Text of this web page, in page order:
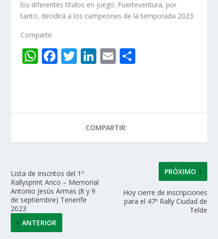
los diferentes títulos en juego. Fuerteventura, por
tanto, decidirá a los campeones de la temporada 2023.
Compartir
W
A
p
F
o
k
T Li
dI
n
E
ar
r
COMPARTIR:
Lista de Inscritos del 1º
Rallysprint Arico – Memorial
Antonio Jesús Armas (8 y 9
de septiembre) Tenerife
2023
ANTERIOR
PRÓXIMO
Hoy cierre de inscripciones
para el 47º Rally Ciudad de
Telde